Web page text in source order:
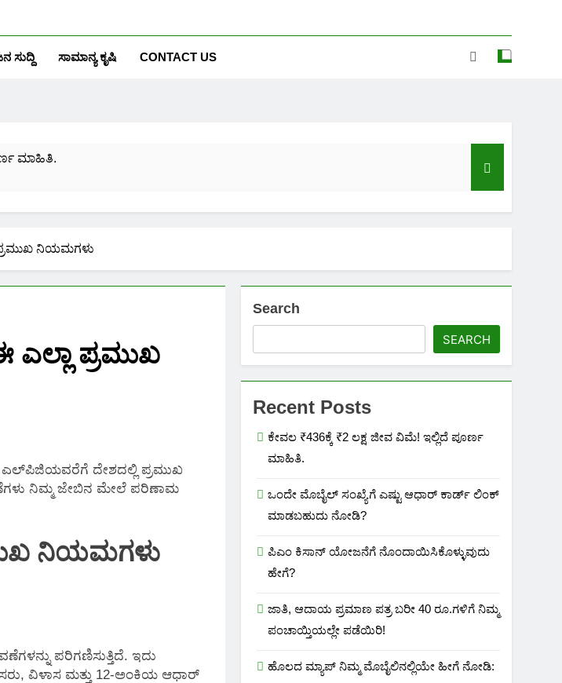
ಸುದ್ದಿ ಸಾಮಾನ್ಯ ಕೃಷಿ CONTACT US
ಮಾಹಿತಿ.
ಹೇಗೆ?
ನಿಮ್ಮ ಪಂಚಾಯ್ತಿಯಲ್ಲೇ ಪಡೆಯಿರಿ!
ನಿಮ್ಮ ಆಧಾರ್ ಕಾರ್ಡ್‌ಗೆ ಎಷ್ಟು ಮೊಬೈಲ್ ನಂಬರ ಲಿಂಕ್ ಇದೆ ಗೊತ್ತಾ!
2 Months Ago
ನಿಯಮಗಳು
ಪ್ರಮುಖ
ಎಲ್‌ಪಿಜಿಯವರೆಗೆ ದೇಶದಲ್ಲಿ ಪ್ರಮುಖ
ನಿಮ್ಮ ಜೇಬಿನ ಮೇಲೆ ಪರಿಣಾಮ
ನಿಯಮಗಳು
ಪರಿಗಣಿಸುತ್ತಿದೆ. ಇದು
ವಿಳಾಸ ಮತ್ತು 12-ಅಂಕಿಯ ಆಧಾರ್
Search
SEARCH
Recent Posts
ಕೇವಲ ₹436ಕ್ಕೆ ₹2 ಲಕ್ಷ ಜೀವ ವಿಮೆ! ಇಲ್ಲಿದೆ ಪೂರ್ಣ
ಮಾಹಿತಿ.
ಒಂದೇ ಮೊಬೈಲ್ ಸಂಖ್ಯೆಗೆ ಎಷ್ಟು ಆಧಾರ್ ಕಾರ್ಡ್ ಲಿಂಕ್
ಮಾಡಬಹುದು ನೋಡಿ?
ಪಿಎಂ ಕಿಸಾನ್ ಯೋಜನೆಗೆ ನೊಂದಾಯಿಸಿಕೊಳ್ಳುವುದು
ಹೇಗೆ?
ಜಾತಿ, ಆದಾಯ ಪ್ರಮಾಣ ಪತ್ರ ಬರೀ 40 ರೂ.ಗಳಿಗೆ ನಿಮ್ಮ
ಪಂಚಾಯ್ತಿಯಲ್ಲೇ ಪಡೆಯಿರಿ!
ಹೊಲದ ಮ್ಯಾಪ್ ನಿಮ್ಮ ಮೊಬೈಲಿನಲ್ಲಿಯೇ ಹೀಗೆ ನೋಡಿ: